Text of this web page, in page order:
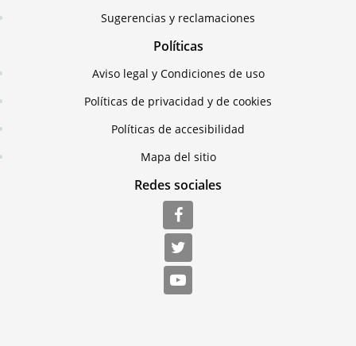
Sugerencias y reclamaciones
Políticas
Aviso legal y Condiciones de uso
Políticas de privacidad y de cookies
Políticas de accesibilidad
Mapa del sitio
Redes sociales